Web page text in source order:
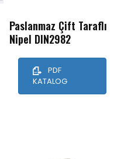
Paslanmaz Çift Taraflı
Nipel DIN2982
PDF
KATALOG